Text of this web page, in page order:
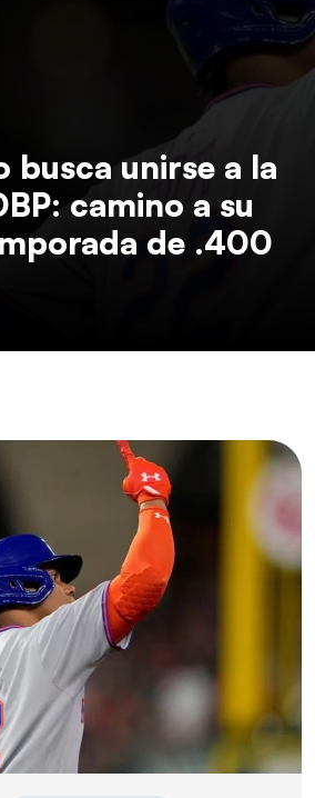
busca unirse a la
camino a su
de .400